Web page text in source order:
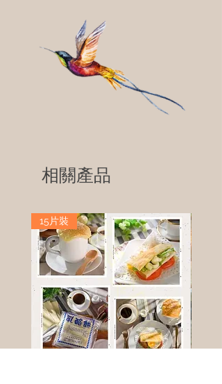
相關產品
15片裝